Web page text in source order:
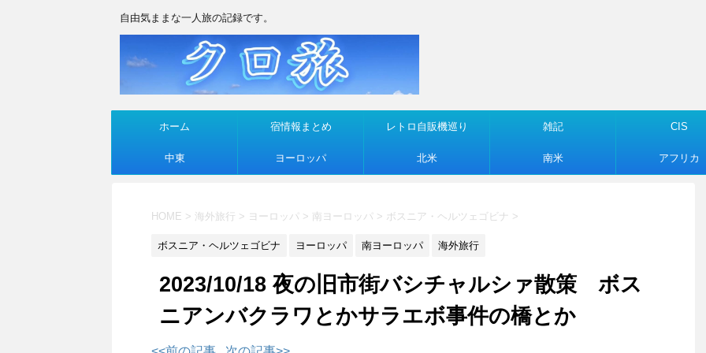
自由気ままな一人旅の記録です。
ホーム 宿情報まとめ レトロ自販機巡り 雑記 CIS
中東 ヨーロッパ 北米 南米 アフリカ
HOME > 海外旅行 > ヨーロッパ > 南ヨーロッパ > ボスニア・ヘルツェゴビナ >
ボスニア・ヘルツェゴビナ ヨーロッパ 南ヨーロッパ 海外旅行
2023/10/18 夜の旧市街バシチャルシァ散策 ボス
ニアンバクラワとかサラエボ事件の橋とか